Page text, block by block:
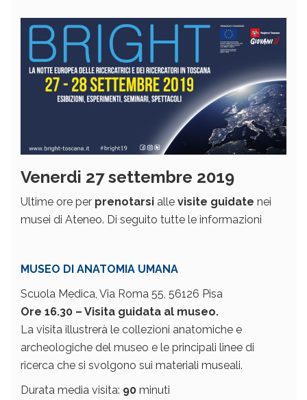
Venerdi 27 settembre 2019
Ultime ore per prenotarsi alle visite guidate nei
musei di Ateneo. Di seguito tutte le informazioni
MUSEO DI ANATOMIA UMANA
Scuola Medica, Via Roma 55, 56126 Pisa
Ore 16.30 – Visita guidata al museo.
La visita illustrerà le collezioni anatomiche e
archeologiche del museo e le principali linee di
ricerca che si svolgono sui materiali museali.
Durata media visita: 90 minuti